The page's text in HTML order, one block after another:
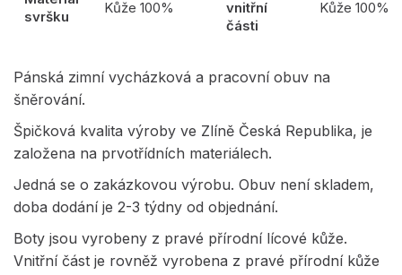
svršku
Kůže 100%
vnitřní
části
Kůže 100%
Pánská zimní vycházková a pracovní obuv na
šněrování.
Špičková kvalita výroby ve Zlíně Česká Republika, je
založena na prvotřídních materiálech.
Jedná se o zakázkovou výrobu. Obuv není skladem,
doba dodání je 2-3 týdny od objednání.
Boty jsou vyrobeny z pravé přírodní lícové kůže.
Vnitřní část je rovněž vyrobena z pravé přírodní kůže